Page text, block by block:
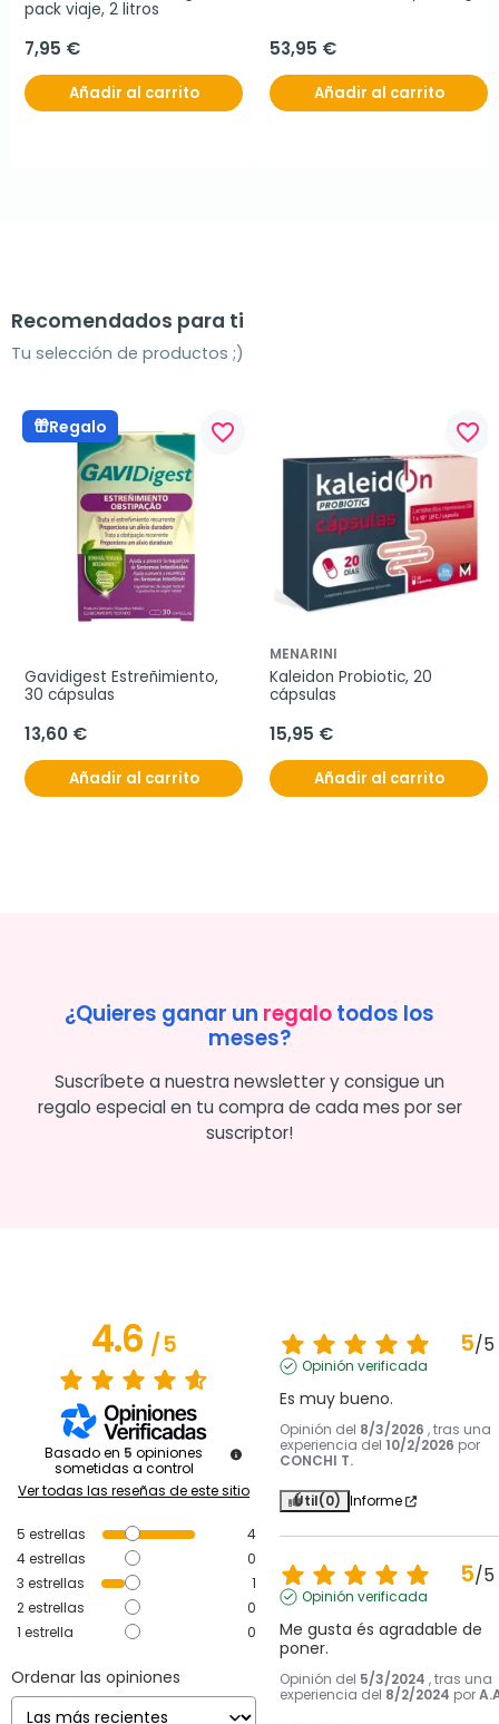
pack viaje, 2 litros
7,95 €
Añadir al carrito
53,95 €
Añadir al carrito
Recomendados para ti
Tu selección de productos ;)
Regalo favorite_border
Gavidigest Estreñimiento,
30 cápsulas
13,60 €
Añadir al carrito
favorite_border
MENARINI
Kaleidon Probiotic, 20
cápsulas
15,95 €
Añadir al carrito
¿Quieres ganar un regalotodos los
meses?
Suscríbete a nuestra newsletter y consigue un
regalo especial en tu compra de cada mes por ser
suscriptor!
4.6/5
Basado en 5 opiniones
sometidas a control
Ver todas las reseñas de este sitio
5 estrellas
4
4estrellas
0
3 estrellas
1
2estrellas
0
1 estrella 0
Ordenar las opiniones
5/5
Opinión verificada
Es muy bueno.
Opinión del 8/3/2026 , tras una
experiencia del 10/2/2026 por
CONCHI T.
Útil(0) Informe
5/5
Opinión verificada
Me gusta és agradable de
poner.
Opinión del 5/3/2024 , tras una
experiencia del 8/2/2024 por